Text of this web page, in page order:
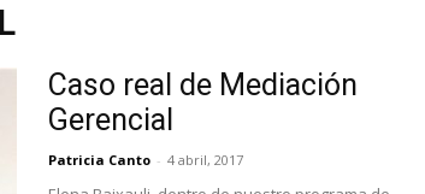
Caso real de Mediación
Gerencial
Patricia Canto - 4 abril, 2017